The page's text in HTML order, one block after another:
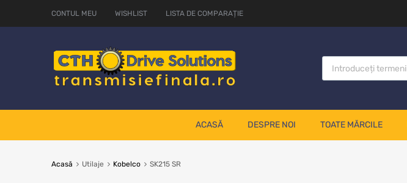
CONTUL MEU WISHLIST LISTA DE COMPARAȚIE
ACASĂ DESPRE NOI TOATE MĂRCILE
Acasă Utilaje Kobelco SK215 SR